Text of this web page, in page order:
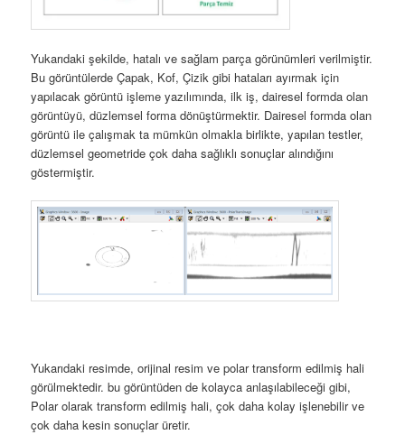
Yukarıdaki şekilde, hatalı ve sağlam parça görünümleri verilmiştir.
Bu görüntülerde Çapak, Kof, Çizik gibi hataları ayırmak için
yapılacak görüntü işleme yazılımında, ilk iş, dairesel formda olan
görüntüyü, düzlemsel forma dönüştürmektir. Dairesel formda olan
görüntü ile çalışmak ta mümkün olmakla birlikte, yapılan testler,
düzlemsel geometride çok daha sağlıklı sonuçlar alındığını
göstermiştir.
Yukarıdaki resimde, orijinal resim ve polar transform edilmiş hali
görülmektedir. bu görüntüden de kolayca anlaşılabileceği gibi,
Polar olarak transform edilmiş hali, çok daha kolay işlenebilir ve
çok daha kesin sonuçlar üretir.